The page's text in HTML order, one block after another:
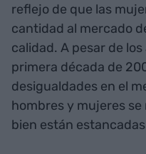
reflejo de que las
cantidad al mercado
calidad. A pesar de
primera década de
desigualdades en el
hombres y mujeres
bien están